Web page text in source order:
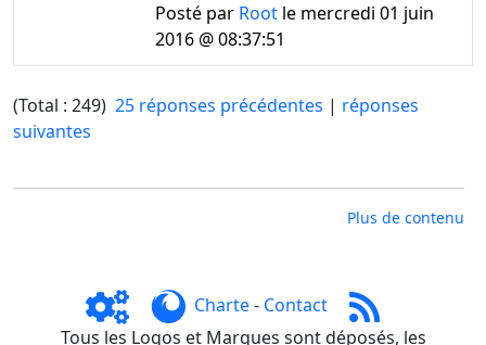
Posté par Rootle mercredi 01 juin
2016 @ 08:37:51
(Total : 249) 25 réponses précédentes | réponses
suivantes
Plus de contenu
Charte- Contact
Tous les Logos et Marques sont déposés, les